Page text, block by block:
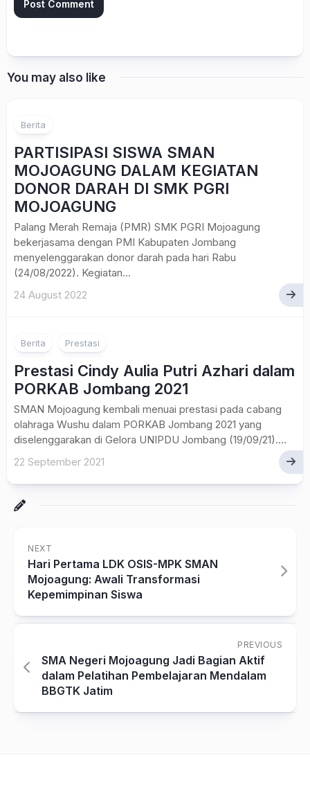
You may also like
Berita
PARTISIPASI SISWA SMAN
MOJOAGUNG DALAM KEGIATAN
DONOR DARAH DI SMK PGRI
MOJOAGUNG
Palang Merah Remaja (PMR) SMK PGRI Mojoagung
bekerjasama dengan PMI Kabupaten Jombang
menyelenggarakan donor darah pada hari Rabu
(24/08/2022). Kegiatan...
24 August 2022
Berita Prestasi
Prestasi Cindy Aulia Putri Azhari dalam
PORKAB Jombang 2021
SMAN Mojoagung kembali menuai prestasi pada cabang
olahraga Wushu dalam PORKAB Jombang 2021 yang
diselenggarakan di Gelora UNIPDU Jombang (19/09/21)....
22 September 2021
NEXT
Hari Pertama LDK OSIS-MPK SMAN
Mojoagung: Awali Transformasi
Kepemimpinan Siswa
PREVIOUS
SMA Negeri Mojoagung Jadi Bagian Aktif
dalam Pelatihan Pembelajaran Mendalam
BBGTK Jatim